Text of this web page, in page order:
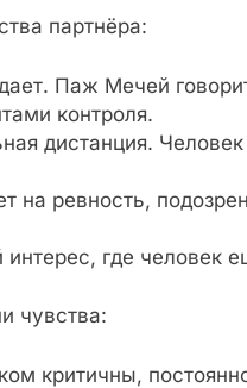
партнёра:
Паж Мечей
контроля.
дистанция.
на ревность,
где человек
чувства:
критичны,